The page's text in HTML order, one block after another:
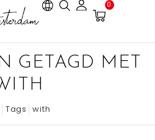
0
GETAGD MET
Tags with